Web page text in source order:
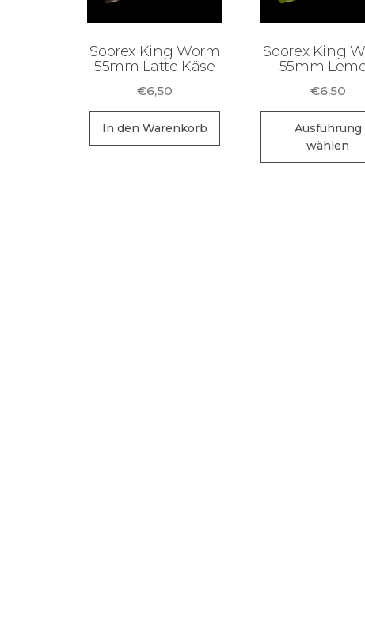
Soorex King Worm
55mm Latte Käse
€6,50
In den Warenkorb
Soorex King
55mm
€6,50
Ausführung
wählen